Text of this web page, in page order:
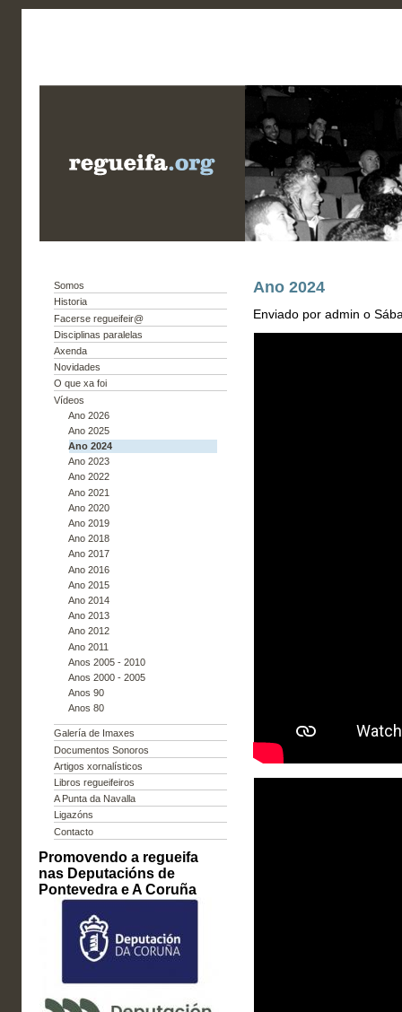
Somos
Historia
Facerse regueifeir@
Disciplinas paralelas
Axenda
Novidades
O que xa foi
Vídeos
Ano 2026
Ano 2025
Ano 2024
Ano 2023
Ano 2022
Ano 2021
Ano 2020
Ano 2019
Ano 2018
Ano 2017
Ano 2016
Ano 2015
Ano 2014
Ano 2013
Ano 2012
Ano 2011
Anos 2005 - 2010
Anos 2000 - 2005
Anos 90
Anos 80
Galería de Imaxes
Documentos Sonoros
Artigos xornalísticos
Libros regueifeiros
A Punta da Navalla
Ligazóns
Contacto
Promovendo a regueifa
nas Deputacións de
Pontevedra e A Coruña
Ano 2024
Enviado por admin o